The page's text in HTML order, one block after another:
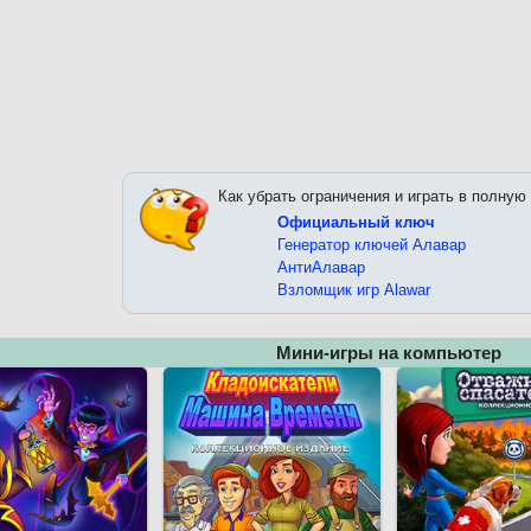
Как убрать ограничения и играть в
Официальный ключ
Генератор ключей Алавар
АнтиАлавар
Взломщик игр Alawar
Мини-игры на компьютер